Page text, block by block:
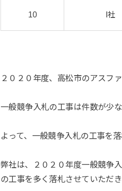
10 I社
２０２０年度、高松市のアスフ
一般競争入札の工事は件数が少
よって、一般競争入札の工事を
弊社は、２０２０年度一般競争
の工事を多く落札させていただ